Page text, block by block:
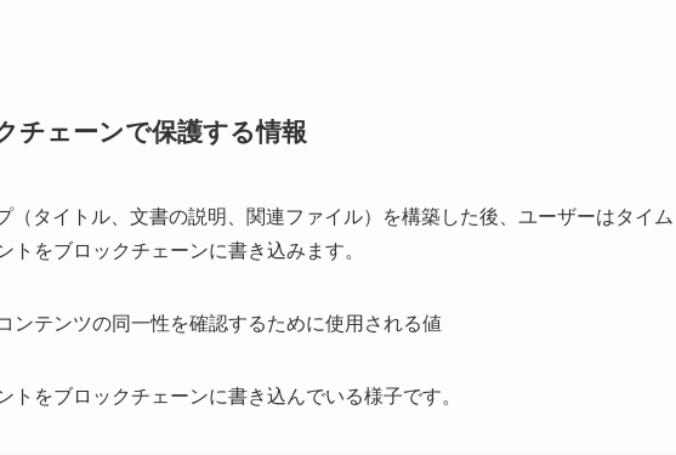
チェーンで保護する情報
（タイトル、文書の説明、関連ファイル）を構築した後、ユーザーはタイム
トをブロックチェーンに書き込みます。
テンツの同一性を確認するために使用される値
をブロックチェーンに書き込んでいる様子です。